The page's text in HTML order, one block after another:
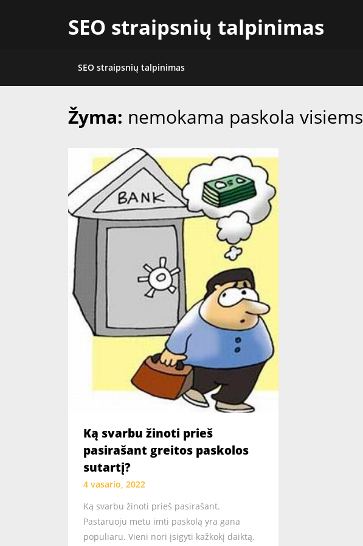
SEO straipsnių talpinimas
SEO straipsnių talpinimas
Žyma: nemokama paskola visiems
Ką svarbu žinoti prieš
pasirašant greitos paskolos
sutartį?
4 vasario, 2022
Ką svarbu žinoti prieš pasirašant.
Pastaruoju metu imti paskolą yra gana
populiaru. Vieni nori įsigyti kažkokį daiktą,